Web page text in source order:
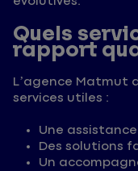
Quels
rapport
L’agence Matmut
services utiles :
Une
Des solutions
Un